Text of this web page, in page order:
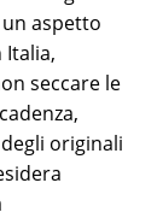
aspetto
seccare le
originali